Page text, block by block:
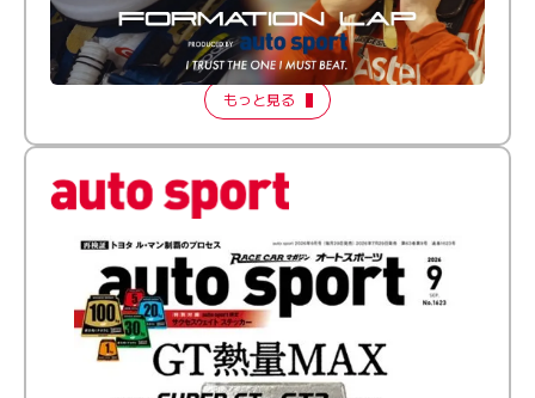
倒す相手を、信じてる。小林利徠斗 × 野村勇斗
【FORMATION LAP Produced by auto sport】
2026 Episode 2
もっと見る